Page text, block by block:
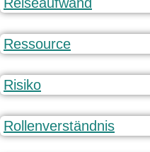
Ressource
Risiko
Rollenverständnis